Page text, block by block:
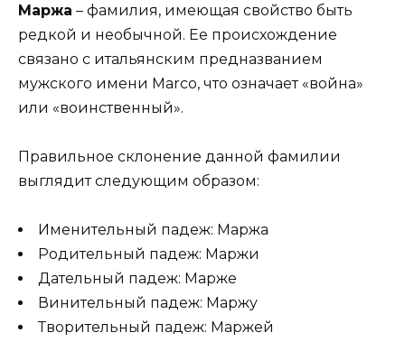
Маржа – фамилия, имеющая свойство быть
редкой и необычной. Ее происхождение
связано с итальянским предназванием
мужского имени Marco, что означает «война»
или «воинственный».
Правильное склонение данной фамилии
выглядит следующим образом:
Именительный падеж: Маржа
Родительный падеж: Маржи
Дательный падеж: Марже
Винительный падеж: Маржу
Творительный падеж: Маржей